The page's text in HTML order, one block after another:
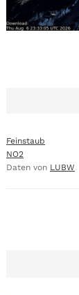
Feinstaub
NO2
Daten von LUBW